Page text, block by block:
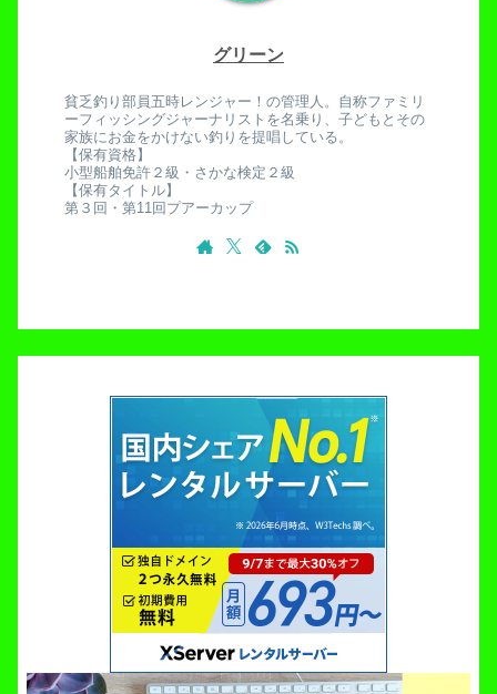
グリーン
貧乏釣り部員五時レンジャー！の管理人。自称ファミリ
ーフィッシングジャーナリストを名乗り、子どもとその
家族にお金をかけない釣りを提唱している。
【保有資格】
小型船舶免許２級・さかな検定２級
【保有タイトル】
第３回・第11回プアーカップ